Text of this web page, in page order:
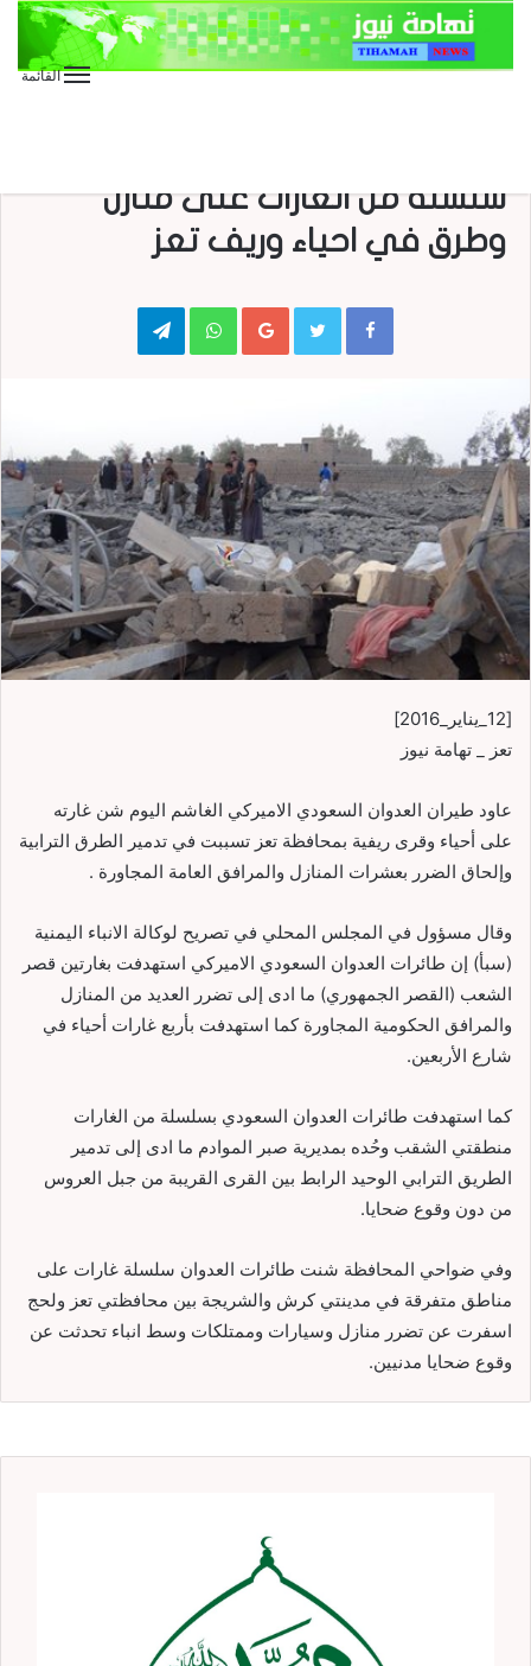
القائمة
سلسلة من الغارات على منازل
وطرق في احياء وريف تعز
Google+
WhatsApp
Telegram
[12_يناير_2016]
تعز _ تهامة نيوز
عاود طيران العدوان السعودي الاميركي الغاشم اليوم شن غارته
على أحياء وقرى ريفية بمحافظة تعز تسببت في تدمير الطرق الترابية
وإلحاق الضرر بعشرات المنازل والمرافق العامة المجاورة .
وقال مسؤول في المجلس المحلي في تصريح لوكالة الانباء اليمنية
(سبأ) إن طائرات العدوان السعودي الاميركي استهدفت بغارتين قصر
الشعب (القصر الجمهوري) ما ادى إلى تضرر العديد من المنازل
والمرافق الحكومية المجاورة كما استهدفت بأربع غارات أحياء في
شارع الأربعين.
كما استهدفت طائرات العدوان السعودي بسلسلة من الغارات
منطقتي الشقب وحُده بمديرية صبر الموادم ما ادى إلى تدمير
الطريق الترابي الوحيد الرابط بين القرى القريبة من جبل العروس
من دون وقوع ضحايا.
وفي ضواحي المحافظة شنت طائرات العدوان سلسلة غارات على
مناطق متفرقة في مدينتي كرش والشريجة بين محافظتي تعز ولحج
اسفرت عن تضرر منازل وسيارات وممتلكات وسط انباء تحدثت عن
وقوع ضحايا مدنيين.